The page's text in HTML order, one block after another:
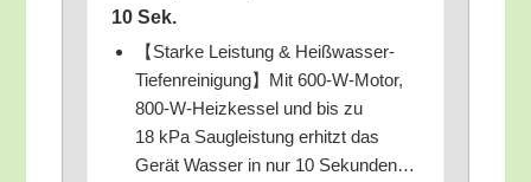
10 Sek.
【Star­ke Leis­tung & Heißwasser-
Tiefenreinigung】Mit 600-W-Motor,
800-W-Heiz­kes­sel und bis zu
18 kPa Saug­leis­tung erhitzt das
Gerät Was­ser in nur 10 Sekunden…